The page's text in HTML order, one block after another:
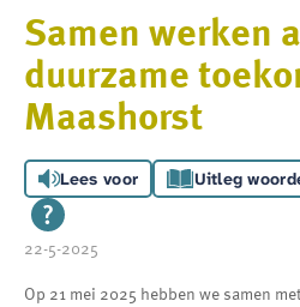
Samen werken
duurzame
Maashorst
Lees voor Uitleg
22-5-2025
Op 21 mei 2025 hebben we samen